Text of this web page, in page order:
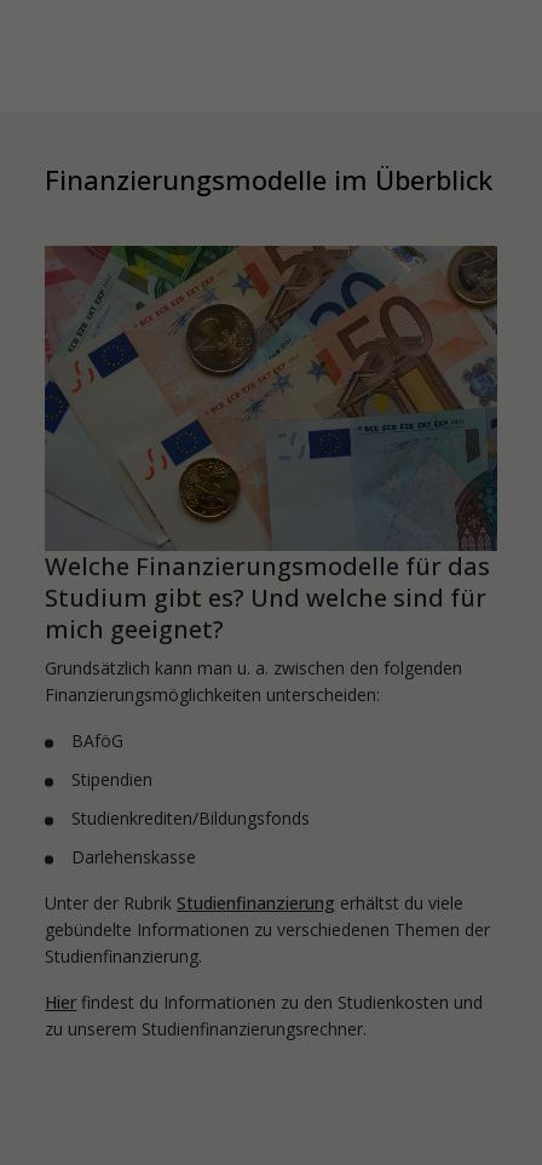
Finanzierungsmodelle im Überblick
Welche Finanzierungsmodelle für das
Studium gibt es? Und welche sind für
mich geeignet?
Grundsätzlich kann man u. a. zwischen den folgenden
Finanzierungsmöglichkeiten unterscheiden:
BAföG
Stipendien
Studienkrediten/Bildungsfonds
Darlehenskasse
Unter der Rubrik Studienfinanzierung erhältst du viele
gebündelte Informationen zu verschiedenen Themen der
Studienfinanzierung.
Hier findest du Informationen zu den Studienkosten und
zu unserem Studienfinanzierungsrechner.